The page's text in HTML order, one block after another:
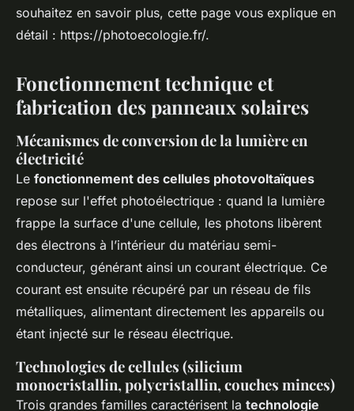
souhaitez en savoir plus, cette page vous explique en
détail : https://photoecologie.fr/.
Fonctionnement technique et
fabrication des panneaux solaires
Mécanismes de conversion de la lumière en
électricité
Le fonctionnement des cellules photovoltaïques
repose sur l'effet photoélectrique : quand la lumière
frappe la surface d'une cellule, les photons libèrent
des électrons à l’intérieur du matériau semi-
conducteur, générant ainsi un courant électrique. Ce
courant est ensuite récupéré par un réseau de fils
métalliques, alimentant directement les appareils ou
étant injecté sur le réseau électrique.
Technologies de cellules (silicium
monocristallin, polycristallin, couches minces)
Trois grandes familles caractérisent la technologie